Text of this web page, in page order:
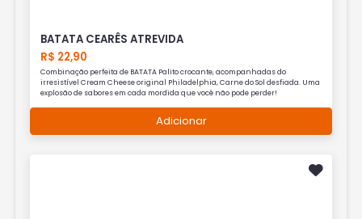
BATATA CEARÊS ATREVIDA
R$ 22,90
Combinação perfeita de BATATA Palito crocante, acompanhadas do
irresistível Cream Cheese original Philadelphia, Carne do Sol desfiada. Uma
explosão de sabores em cada mordida que você não pode perder!
Adicionar